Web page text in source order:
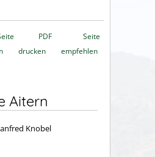
PDF
drucken
Seite
empfehlen
Aitern
Knobel